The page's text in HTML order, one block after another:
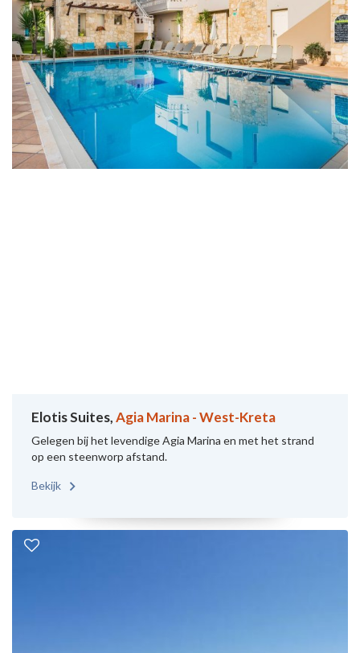
Elotis Suites,Agia Marina - West-Kreta
Gelegen bij het levendige Agia Marina en met het strand
op een steenworp afstand.
Bekijk